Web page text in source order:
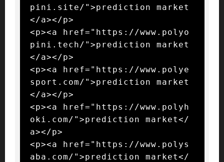
pini.site/">prediction market
</a></p>
<p><a href="https://www.polyo
pini.tech/">prediction market
</a></p>
<p><a href="https://www.polye
sport.com/">prediction market
</a></p>
<p><a href="https://www.polyh
oki.com/">prediction market</
a></p>
<p><a href="https://www.polys
aba.com/">prediction market</